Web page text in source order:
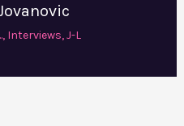
, Interviews,J-L